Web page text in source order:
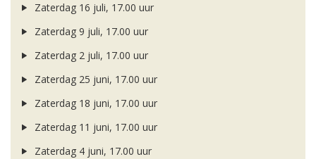
Zaterdag 16 juli, 17.00 uur
Zaterdag 9 juli, 17.00 uur
Zaterdag 2 juli, 17.00 uur
Zaterdag 25 juni, 17.00 uur
Zaterdag 18 juni, 17.00 uur
Zaterdag 11 juni, 17.00 uur
Zaterdag 4 juni, 17.00 uur